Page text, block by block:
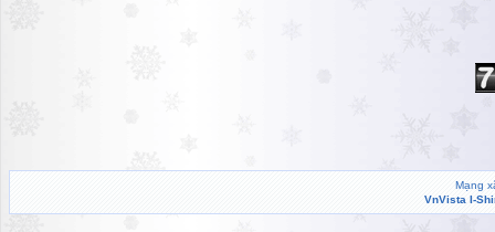
Mạng
VnVista I-